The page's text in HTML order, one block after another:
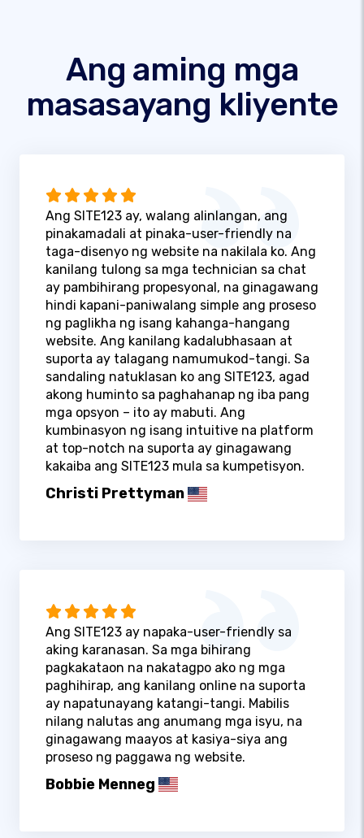
Ang aming mga
masasayang kliyente
Ang SITE123 ay, walang alinlangan, ang
pinakamadali at pinaka-user-friendly na
taga-disenyo ng website na nakilala ko. Ang
kanilang tulong sa mga technician sa chat
ay pambihirang propesyonal, na ginagawang
hindi kapani-paniwalang simple ang proseso
ng paglikha ng isang kahanga-hangang
website. Ang kanilang kadalubhasaan at
suporta ay talagang namumukod-tangi. Sa
sandaling natuklasan ko ang SITE123, agad
akong huminto sa paghahanap ng iba pang
mga opsyon – ito ay mabuti. Ang
kumbinasyon ng isang intuitive na platform
at top-notch na suporta ay ginagawang
kakaiba ang SITE123 mula sa kumpetisyon.
Christi Prettyman
Ang SITE123 ay napaka-user-friendly sa
aking karanasan. Sa mga bihirang
pagkakataon na nakatagpo ako ng mga
paghihirap, ang kanilang online na suporta
ay napatunayang katangi-tangi. Mabilis
nilang nalutas ang anumang mga isyu, na
ginagawang maayos at kasiya-siya ang
proseso ng paggawa ng website.
Bobbie Menneg